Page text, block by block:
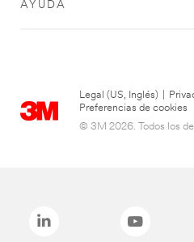
AYUDA
Legal (US, Inglés)
Preferencias de cookies
© 3M 2026. Todos los